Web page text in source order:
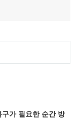
가 필요한 순간 방